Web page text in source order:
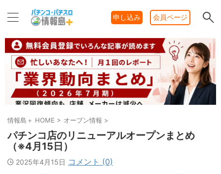
申し込み 会員ページ
情報島＋ HOME > オープン情報 >
パチンコ店のリニューアルオープンまとめ
（※4月15日）
2025年4月15日 コメント (0)